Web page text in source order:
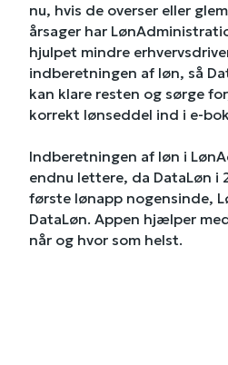
nu, hvis de overser eller
årsager har
hjulpet mindre
indberetningen af løn, så
kan klare resten og sørge
korrekt lønseddel ind i e-
Indberetningen af løn i
endnu lettere, da DataLøn i
første lønapp nogensinde,
DataLøn. Appen hjælper
når og hvor som helst.